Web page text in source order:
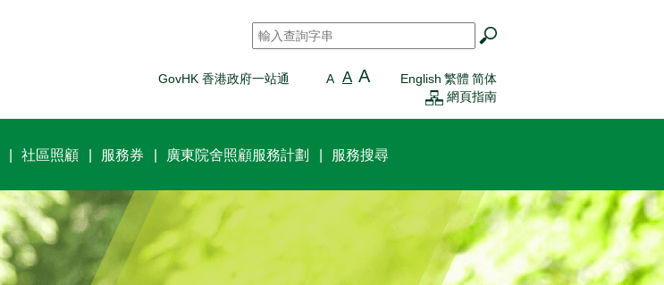
搜尋 *
GovHK 香港政府一站通 A A A English 繁體 简体
網頁指南
社區照顧 服務券 廣東院舍照顧服務計劃 服務搜尋